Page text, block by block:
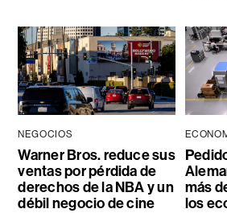
NEGOCIOS
Warner Bros. reduce sus
ventas por pérdida de
derechos de la NBA y un
débil negocio de cine
más
los